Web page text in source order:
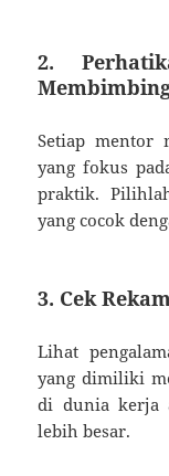
2.
Setiap mentor
yang fokus
praktik.
yang cocok
3. Cek
Lihat
yang dimiliki
di dunia kerja
lebih besar.